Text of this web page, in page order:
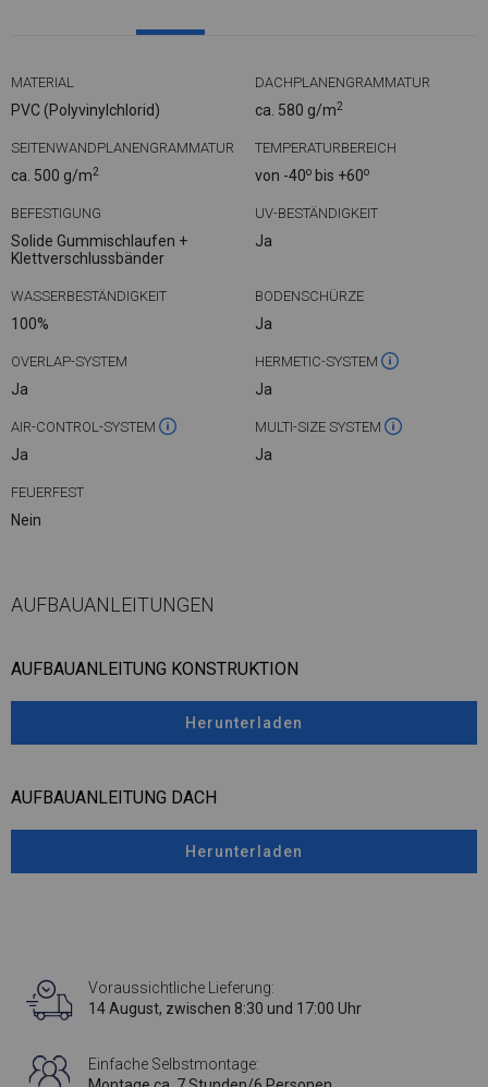
MATERIAL
PVC (Polyvinylchlorid)
DACHPLANENGRAMMATUR
ca. 580 g/m2
SEITENWANDPLANENGRAMMATUR
ca. 500 g/m2
TEMPERATURBEREICH
von -40o bis +60o
BEFESTIGUNG
Solide Gummischlaufen +
Klettverschlussbänder
UV-BESTÄNDIGKEIT
Ja
WASSERBESTÄNDIGKEIT
100%
BODENSCHÜRZE
Ja
OVERLAP-SYSTEM
Ja
HERMETIC-SYSTEM
Ja
AIR-CONTROL-SYSTEM
Ja
MULTI-SIZE SYSTEM
Ja
FEUERFEST
Nein
AUFBAUANLEITUNGEN
AUFBAUANLEITUNG KONSTRUKTION
Herunterladen
AUFBAUANLEITUNG DACH
Herunterladen
Voraussichtliche Lieferung:
14 August, zwischen 8:30 und 17:00 Uhr
Einfache Selbstmontage: